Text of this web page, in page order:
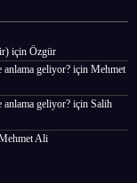
için Özgür
anlama geliyor? için Mehmet
anlama geliyor? için Salih
Ali